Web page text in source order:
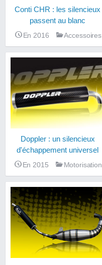
Conti CHR : les silencieux
passent au blanc
En 2016 Accessoires
Doppler : un silencieux
d'échappement universel
En 2015 Motorisation